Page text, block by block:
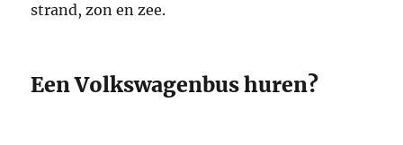
strand, zon en zee.
Een Volkswagenbus huren?